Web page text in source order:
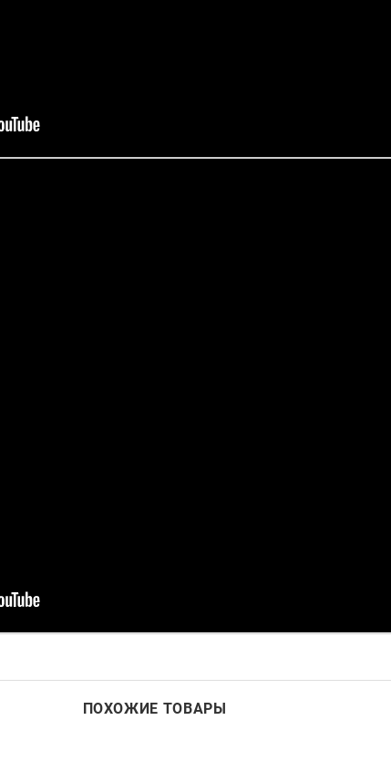
ПОХОЖИЕ ТОВАРЫ